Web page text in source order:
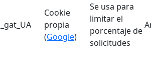
_gat_UA
Cookie
propia
(Google)
Se usa para
limitar el
porcentaje de
solicitudes